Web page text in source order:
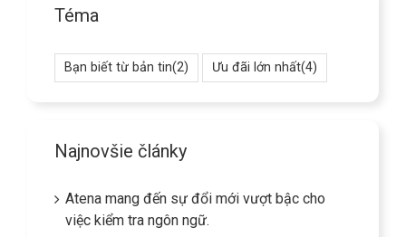
Téma
Bạn biết từ bản tin(2) Ưu đãi lớn nhất(4)
Najnovšie články
Atena mang đến sự đổi mới vượt bậc cho
việc kiểm tra ngôn ngữ.